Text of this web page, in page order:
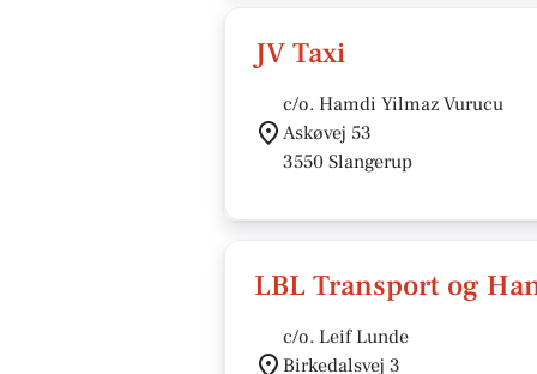
JV Taxi
c/o. Hamdi Yilmaz Vurucu
Askøvej 53
3550 Slangerup
LBL Transport og
c/o. Leif Lunde
Birkedalsvej 3